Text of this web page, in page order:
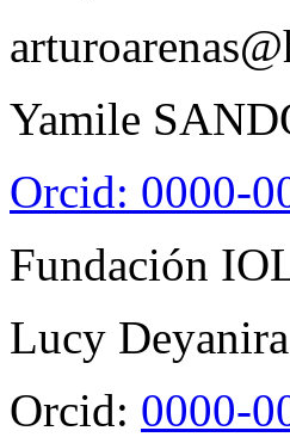
Yamile
Orcid: 0000-
Fundación
Lucy
Orcid: 0000-